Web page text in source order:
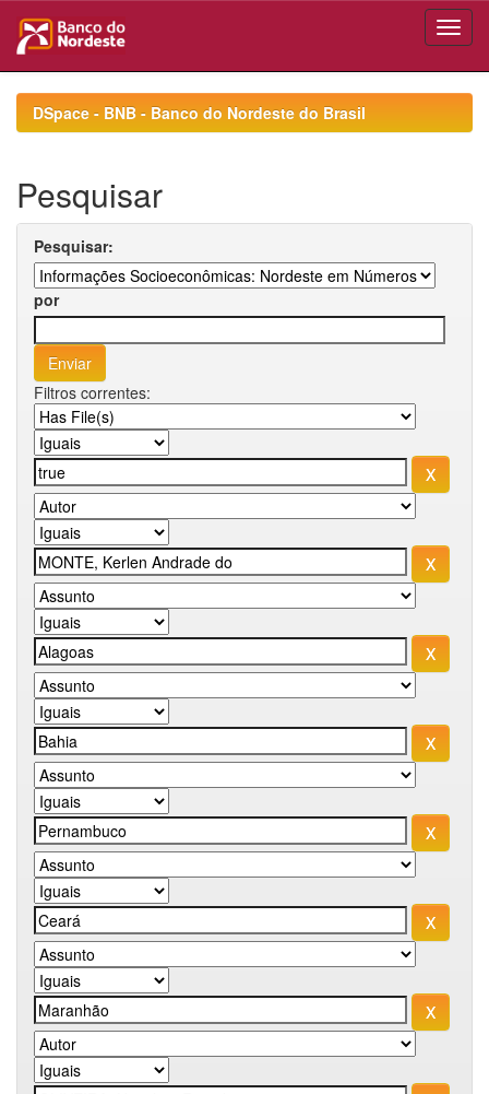
navigationDSpace - BNB - Banco do Nordeste do Brasil
Pesquisar
Pesquisar:
por
Filtros correntes: